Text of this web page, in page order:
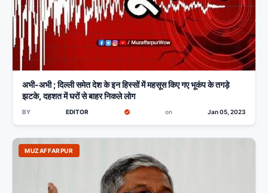
अभी-अभी ; दिल्ली समेत देश के इन हिस्सों में महसूस किए गए भूकंप के तगड़े
झटके, दहशत में घरों से बाहर निकले लोग
BY EDITOR on Jan 05, 2023
MUZAFFARPUR